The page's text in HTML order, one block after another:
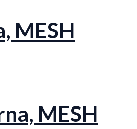
MESH
MESH